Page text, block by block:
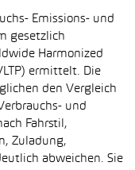
Emissions- und
gesetzlich
Harmonized
ermittelt. Die
den Vergleich
und
Fahrstil,
Zuladung,
abweichen. Sie